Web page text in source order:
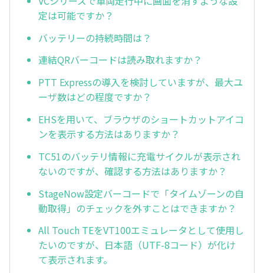
定は可能ですか？
バッテリーの持続時間は？
連結QRバーコードは読み取れますか？
PTT Expressの導入を検討していますが、最大ユ
ーザ数はどの程度ですか？
EHSを用いて、ブラウザのショートカットアイコ
ンを表示する方法はありますか？
TC51のバッテリ情報に充電サイクルが表示され
ないのですが、確認する方法はありますか？
StageNow設定バーコードで「タイムゾーンの自
動取得」のチェックを外すことはできますか？
All Touch TEをVT100エミュレータとして使用し
たいのですが、日本語（UTF-8コード）が化け
て表示されます。